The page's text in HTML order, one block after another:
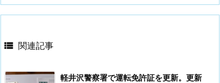
 関連記事
軽井沢警察署で運転免許証を更新。更新